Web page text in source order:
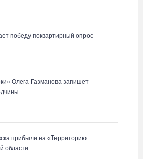
победу поквартирный опрос
Олега Газманова запишет
прибыли на «Территорию
области